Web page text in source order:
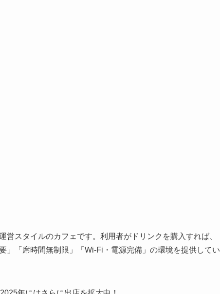
営スタイルのカフェです。利用者がドリンクを購入すれば、
」「席時間無制限」「Wi-Fi・電源完備」の環境を提供してい